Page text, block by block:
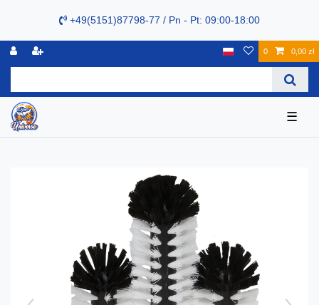
+49(5151)87798-77 / Pn - Pt: 09:00-18:00
0 0,00 zł
☰